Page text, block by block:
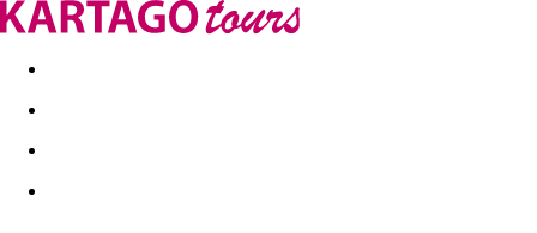
Last minute Dovolenkové kluby